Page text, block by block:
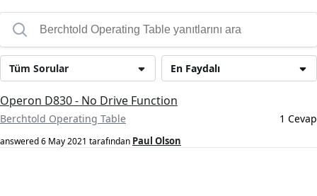
En Faydalı
Tüm Sorular
Operon D830 - No Drive Function
Berchtold Operating Table 1 Cevap
answered6 May 2021 tarafından Paul Olson